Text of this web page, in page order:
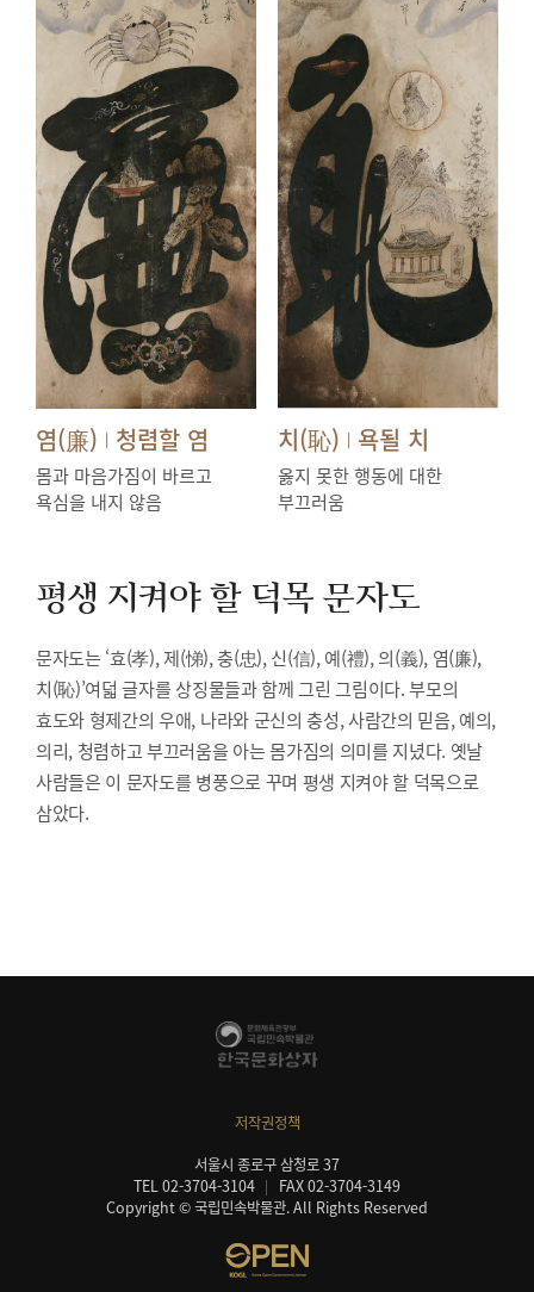
염(廉) | 청렴할 염
몸과 마음가짐이 바르고
욕심을 내지 않음
치(恥) | 욕될 치
옳지 못한 행동에 대한
부끄러움
평생 지켜야 할 덕목 문자도
문자도는 ‘효(孝), 제(悌), 충(忠), 신(信), 예(禮), 의(義), 염(廉),
치(恥)’여덟 글자를 상징물들과 함께 그린 그림이다. 부모의
효도와 형제간의 우애, 나라와 군신의 충성, 사람간의 믿음, 예의,
의리, 청렴하고 부끄러움을 아는 몸가짐의 의미를 지녔다. 옛날
사람들은 이 문자도를 병풍으로 꾸며 평생 지켜야 할 덕목으로
삼았다.
저작권정책
서울시 종로구 삼청로 37
TEL 02-3704-3104
FAX 02-3704-3149
Copyright © 국립민속박물관. All Rights Reserved